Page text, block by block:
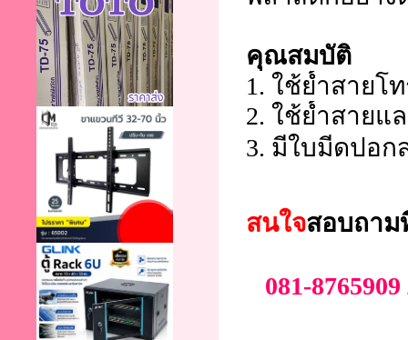
คุณสมบัติ
1. ใช้ย้ำสายโ
2. ใช้ย้ำสายแ
3. มีใบมีดปอก
สนใจสอบถา
081-8765909